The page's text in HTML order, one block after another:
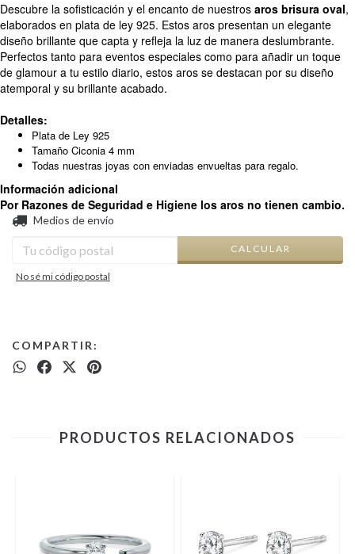
Descubre la sofisticación y el encanto de nuestros aros brisura oval,
elaborados en plata de ley 925. Estos aros presentan un elegante
diseño brillante que capta y refleja la luz de manera deslumbrante.
Perfectos tanto para eventos especiales como para añadir un toque
de glamour a tu estilo diario, estos aros se destacan por su diseño
atemporal y su brillante acabado.
Detalles:
Plata de Ley 925
Tamaño Ciconia 4 mm
Todas nuestras joyas con enviadas envueltas para regalo.
Información adicional
Por Razones de Seguridad e Higiene los aros no tienen cambio.
Entregas para el CP:
Medios de envío
CALCULAR
No sé mi código postal
COMPARTIR:
PRODUCTOS RELACIONADOS